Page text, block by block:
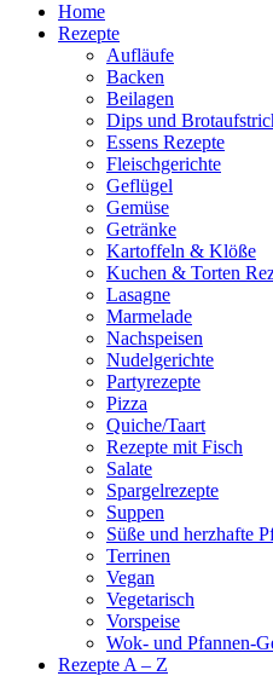
Home
Rezepte
Aufläufe
Backen
Beilagen
Dips und
Essens Rezepte
Fleischgerichte
Geflügel
Gemüse
Getränke
Kartoffeln & Klöße
Kuchen & Torten
Lasagne
Marmelade
Nachspeisen
Nudelgerichte
Partyrezepte
Pizza
Quiche/Taart
Rezepte mit Fisch
Salate
Spargelrezepte
Suppen
Süße und herzhafte
Terrinen
Vegan
Vegetarisch
Vorspeise
Wok- und Pfannen-
Rezepte A – Z